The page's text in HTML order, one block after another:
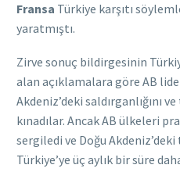
Fransa Türkiye karşıtı
yaratmıştı.
Zirve sonuç bildirgesinin
alan açıklamalara göre AB
Akdeniz’deki saldırganlığını
kınadılar. Ancak AB ülkeleri
sergiledi ve Doğu
Türkiye’ye üç aylık bir süre